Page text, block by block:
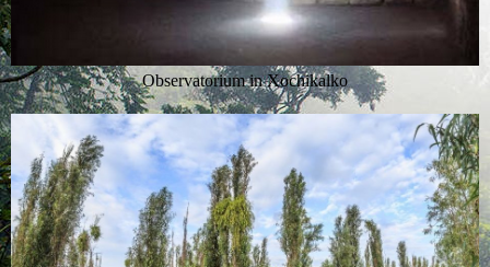
Observatorium in Xochikalko